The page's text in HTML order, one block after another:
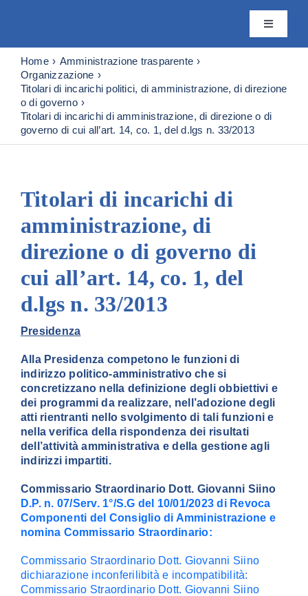
Toggle
Home
Amministrazione trasparente
Organizzazione
Titolari di incarichi politici, di amministrazione, di direzione
o di governo
Titolari di incarichi di amministrazione, di direzione o di
governo di cui all’art. 14, co. 1, del d.lgs n. 33/2013
Titolari di incarichi di
amministrazione, di
direzione o di governo di
cui all’art. 14, co. 1, del
d.lgs n. 33/2013
Presidenza
Alla Presidenza competono le funzioni di
indirizzo politico-amministrativo che si
concretizzano nella definizione degli obbiettivi e
dei programmi da realizzare, nell’adozione degli
atti rientranti nello svolgimento di tali funzioni e
nella verifica della rispondenza dei risultati
dell’attività amministrativa e della gestione agli
indirizzi impartiti.
Commissario Straordinario Dott. Giovanni Siino
D.P. n. 07/Serv. 1°/S.G del 10/01/2023 di Revoca
Componenti del Consiglio di Amministrazione e
nomina Commissario Straordinario:
Commissario Straordinario Dott. Giovanni Siino
dichiarazione inconferilibità e incompatibilità:
Commissario Straordinario Dott. Giovanni Siino